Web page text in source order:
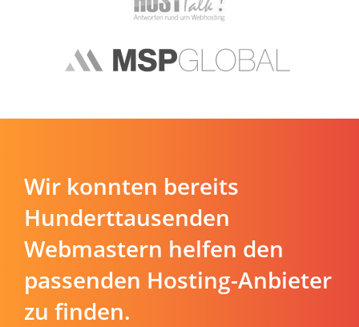
Wir konnten bereits
Hunderttausenden
Webmastern helfen den
passenden Hosting-Anbieter
zu finden.